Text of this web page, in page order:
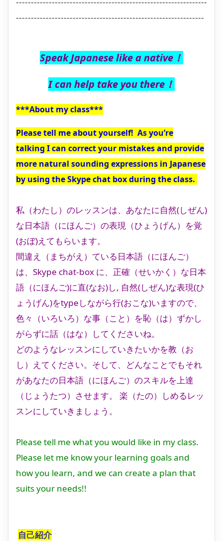
---------------------------------------------------------------
Speak Japanese like a native！
I can help take you there！
***About my class***
Please tell me about yourself! As you’re
talking I can correct your mistakes and provide
more natural sounding expressions in Japanese
by using the Skype chat box during the class.
私（わたし）のレッスンは、あなたに自然(しぜん)
な日本語（にほんご）の表現（ひょうげん）を覚
(おぼ)えてもらいます。
間違え（まちがえ）ている日本語（にほんご）
は、Skype chat-box に、正確（せいかく）な日本
語（にほんご)に直(なお)し, 自然(しぜん)な表現(ひ
ょうげん)をtypeしながら行(おこな)いますので、
色々（いろいろ）な事（こと）を恥（は）ずかし
がらずに話（はな）してくださいね。
どのようなレッスンにしていきたいかを教（お
し）えてください。そして、どんなことでもそれ
があなたの日本語（にほんご）のスキルを上達
（じょうたつ）させます。 楽（たの）しめるレッ
スンにしていきましょう。
Please tell me what you would like in my class.
Please let me know your learning goals and
how you learn, and we can create a plan that
suits your needs!!
自己紹介